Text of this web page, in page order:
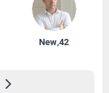
New,42